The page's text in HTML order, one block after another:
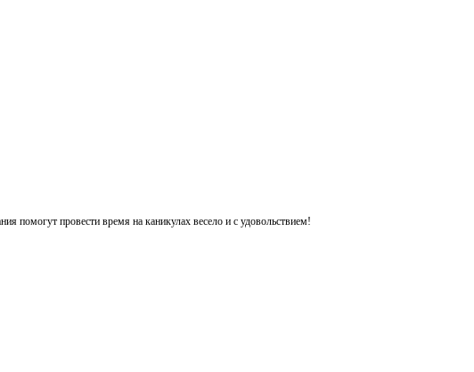
помогут провести время на каникулах весело и с удовольствием!